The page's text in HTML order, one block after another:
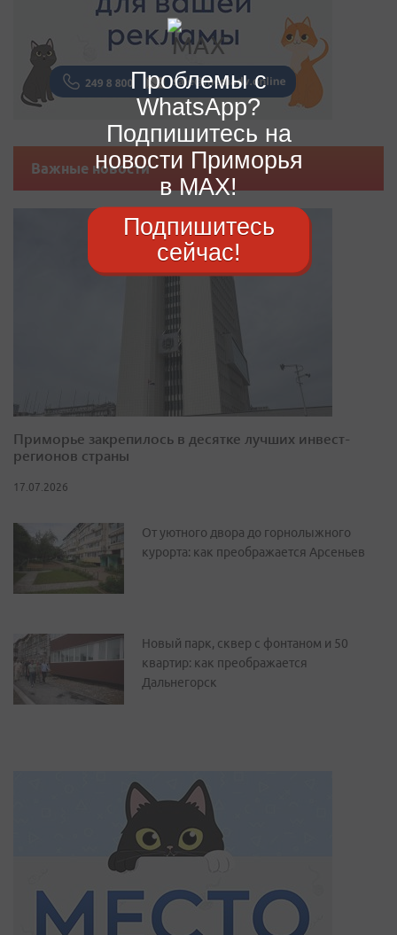
Важные новости
Приморье закрепилось в десятке лучших инвест-
регионов страны
17.07.2026
От уютного двора до горнолыжного
курорта: как преображается Арсеньев
Новый парк, сквер с фонтаном и 50
квартир: как преображается
Дальнегорск
Проблемы с
WhatsApp?
Подпишитесь на
новости Приморья
в MAX!
Подпишитесь
сейчас!